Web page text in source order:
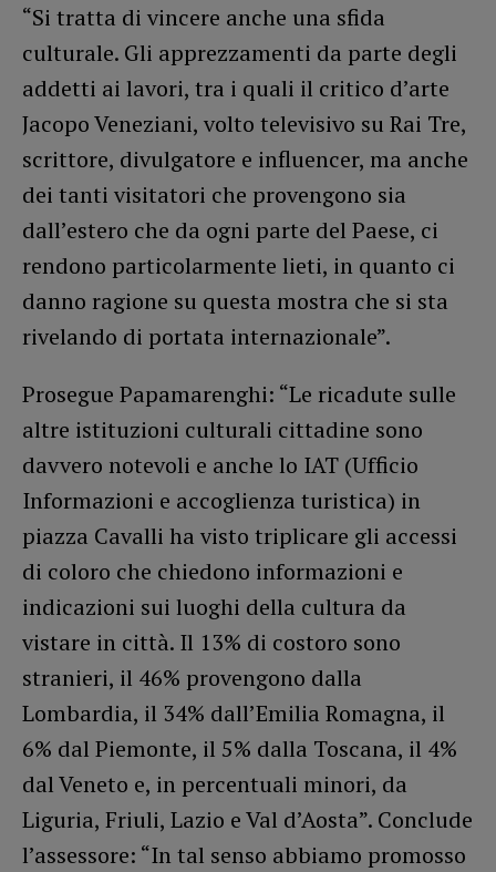
“Si tratta di vincere anche una sfida
culturale. Gli apprezzamenti da parte degli
addetti ai lavori, tra i quali il critico d’arte
Jacopo Veneziani, volto televisivo su Rai Tre,
scrittore, divulgatore e influencer, ma anche
dei tanti visitatori che provengono sia
dall’estero che da ogni parte del Paese, ci
rendono particolarmente lieti, in quanto ci
danno ragione su questa mostra che si sta
rivelando di portata internazionale”.
Prosegue Papamarenghi: “Le ricadute sulle
altre istituzioni culturali cittadine sono
davvero notevoli e anche lo IAT (Ufficio
Informazioni e accoglienza turistica) in
piazza Cavalli ha visto triplicare gli accessi
di coloro che chiedono informazioni e
indicazioni sui luoghi della cultura da
vistare in città. Il 13% di costoro sono
stranieri, il 46% provengono dalla
Lombardia, il 34% dall’Emilia Romagna, il
6% dal Piemonte, il 5% dalla Toscana, il 4%
dal Veneto e, in percentuali minori, da
Liguria, Friuli, Lazio e Val d’Aosta”. Conclude
l’assessore: “In tal senso abbiamo promosso